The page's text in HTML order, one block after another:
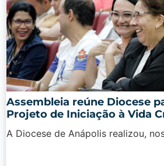
Assembleia reúne Diocese
Projeto de Iniciação à Vida
A Diocese de Anápolis realizou,